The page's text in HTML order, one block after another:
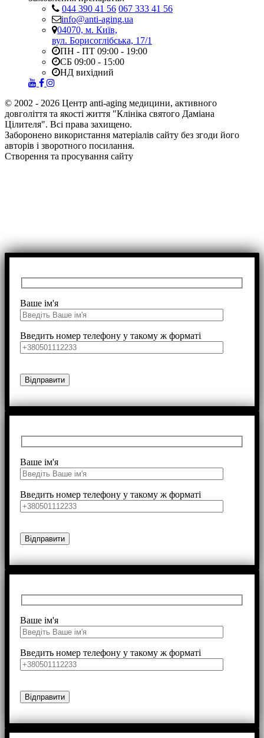
044 390 41 56 067 333 41 56
info@anti-aging.ua
04070, м. Київ,
вул. Борисоглібська, 17/1
ПН - ПТ 09:00 - 19:00
СБ 09:00 - 15:00
НД вихідний
© 2002 - 2026 Центр anti-aging медицини, активного
довголіття та якості життя "Клініка святого Даміана
Цілителя". Всі права захищено.
Заборонено використання матеріалів сайту без згоди його
авторів і зворотного посилання.
Створення та просування сайту
Ваше ім'я
Введить номер телефону у такому ж форматі
Ваше ім'я
Введить номер телефону у такому ж форматі
Ваше ім'я
Введить номер телефону у такому ж форматі